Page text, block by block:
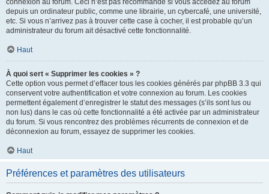
connexion au forum. Ceci n’est pas recommandé si vous accédez au forum
depuis un ordinateur public, comme une librairie, un cybercafé, une université,
etc. Si vous n’arrivez pas à trouver cette case à cocher, il est probable qu’un
administrateur du forum ait désactivé cette fonctionnalité.
Haut
À quoi sert « Supprimer les cookies » ?
Cette option vous permet d’effacer tous les cookies générés par phpBB 3.3 qui
conservent votre authentification et votre connexion au forum. Les cookies
permettent également d’enregistrer le statut des messages (s’ils sont lus ou
non lus) dans le cas où cette fonctionnalité a été activée par un administrateur
du forum. Si vous rencontrez des problèmes récurrents de connexion et de
déconnexion au forum, essayez de supprimer les cookies.
Haut
Préférences et paramètres des utilisateurs